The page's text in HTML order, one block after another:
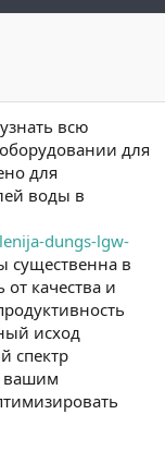
всю
для
для
воды в
dungs-lgw-
существенна в
качества и
исход
спектр
вашим